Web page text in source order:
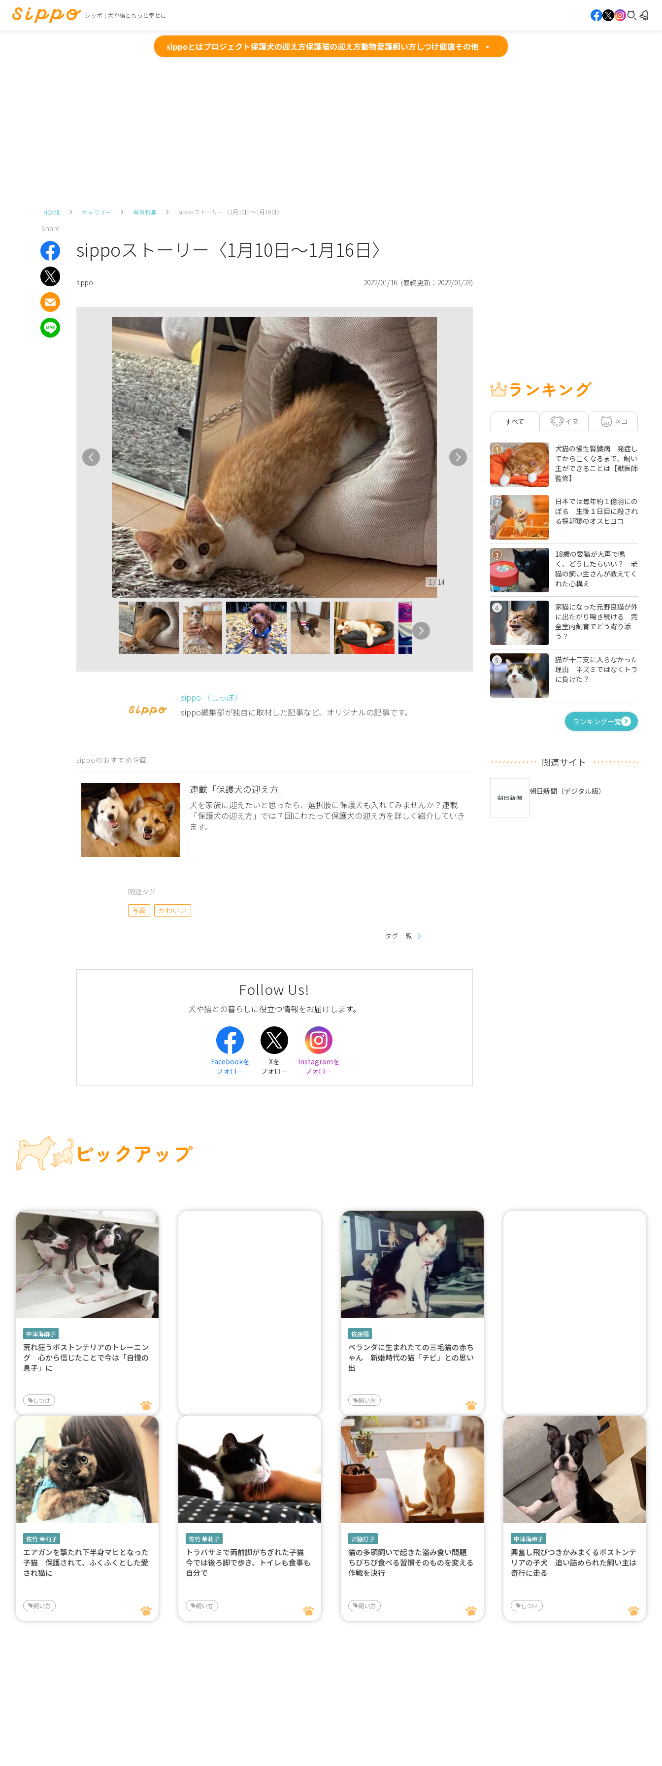
[ シッポ ] 犬や猫ともっと幸せに
sippoとはプロジェクト保護犬の迎え方保護猫の迎え方動物愛護飼い方しつけ健康その他
HOME ギャラリー 写真特集 sippoストーリー〈1月10日～1月16日〉
Share
sippoストーリー〈1月10日～1月16日〉
sippo 2022/01/16 (最終更新： 2022/01/23)
1 / 14
sippo （しっぽ）
sippo編集部が独自に取材した記事など、オリジナルの記事です。
sippoのおすすめ企画
連載「保護犬の迎え方」
犬を家族に迎えたいと思ったら、選択肢に保護犬も入れてみませんか？連載
「保護犬の迎え方」では７回にわたって保護犬の迎え方を詳しく紹介していき
ます。
関連タグ
写真
かわいい
タグ一覧
Follow Us!
犬や猫との暮らしに役立つ情報をお届けします。
Facebookを
フォロー
Xを
フォロー
Instagramを
フォロー
ランキング
すべて イヌ ネコ
1
犬猫の慢性腎臓病 発症し
てから亡くなるまで、飼い
主ができることは【獣医師
監修】
2
日本では毎年約１億羽にの
ぼる 生後１日目に殺され
る採卵鶏のオスヒヨコ
3
18歳の愛猫が大声で鳴
く、どうしたらいい？ 老
猫の飼い主さんが教えてく
れた心構え
4
家猫になった元野良猫が外
に出たがり鳴き続ける 完
全室内飼育でどう寄り添
う？
5
猫が十二支に入らなかった
理由 ネズミではなくトラ
に負けた？
ランキング一覧
関連サイト
朝日新聞（デジタル版）
ピックアップ
中津海麻子
荒れ狂うボストンテリアのトレーニン
グ 心から信じたことで今は「自慢の
息子」に
しつけ
佐藤陽
ベランダに生まれたての三毛猫の赤ち
ゃん 新婚時代の猫「チビ」との思い
出
飼い方
佐竹 茉莉子
エアガンを撃たれ下半身マヒとなった
子猫 保護されて、ふくふくとした愛
され猫に
飼い方
佐竹 茉莉子
トラバサミで両前脚がちぎれた子猫
今では後ろ脚で歩き、トイレも食事も
自分で
飼い方
宮脇灯子
猫の多頭飼いで起きた盗み食い問題
ちびちび食べる習慣そのものを変える
作戦を決行
飼い方
中津海麻子
興奮し飛びつきかみまくるボストンテ
リアの子犬 追い詰められた飼い主は
奇行に走る
しつけ